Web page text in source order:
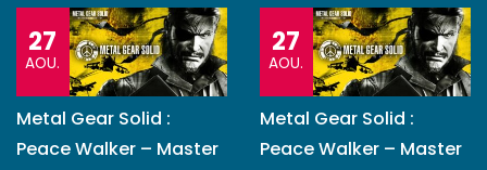
27
AOU.
Metal Gear Solid :
Peace Walker – Master
27
AOU.
Metal Gear Solid :
Peace Walker – Master